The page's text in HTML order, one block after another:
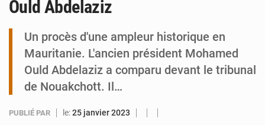
Ould Abdelaziz
Un procès d'une ampleur historique en
Mauritanie. L'ancien président Mohamed
Ould Abdelaziz a comparu devant le tribunal
de Nouakchott. Il…
PUBLIÉ PAR le:25 janvier 2023